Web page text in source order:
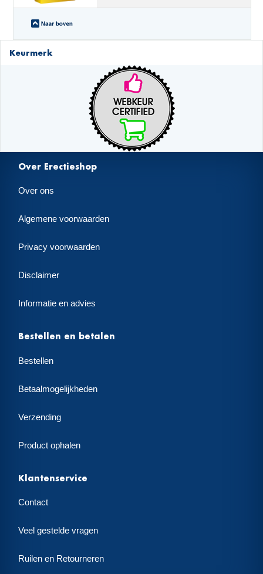
Keurmerk
Over Erectieshop
Over ons
Algemene voorwaarden
Privacy voorwaarden
Disclaimer
Informatie en advies
Bestellen en betalen
Bestellen
Betaalmogelijkheden
Verzending
Product ophalen
Klantenservice
Contact
Veel gestelde vragen
Ruilen en Retourneren